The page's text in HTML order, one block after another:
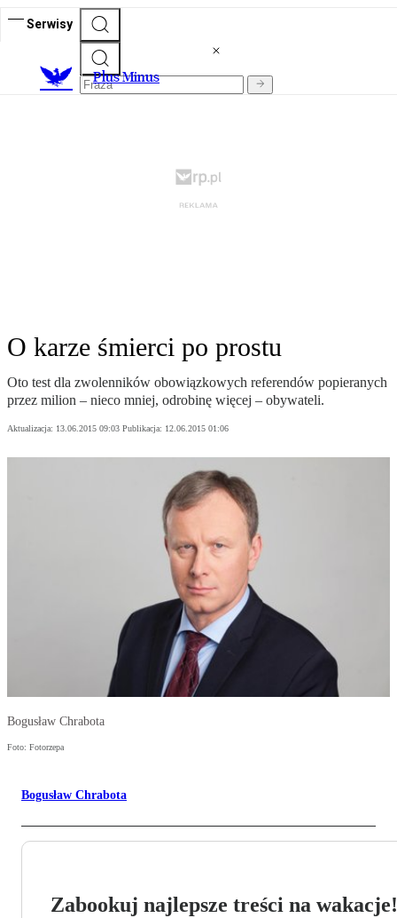
Serwisy
Plus Minus
O karze śmierci po prostu
Oto test dla zwolenników obowiązkowych referendów popieranych
przez milion – nieco mniej, odrobinę więcej – obywateli.
Aktualizacja: 13.06.2015 09:03 Publikacja: 12.06.2015 01:06
Bogusław Chrabota
Foto: Fotorzepa
Bogusław Chrabota
Zabookuj najlepsze treści na wakacje!